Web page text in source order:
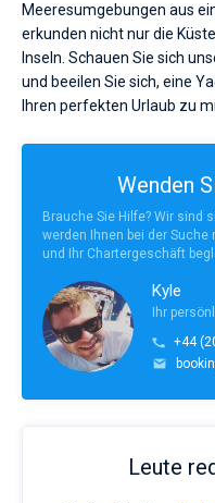
Meeresumgebungen aus
erkunden nicht nur die
Inseln. Schauen Sie sich
und beeilen Sie sich, eine
Ihren perfekten Urlaub zu
Wenden
Brauche Sie Hilfe? Wir sind
werden Ihnen bei der
und Ihr Chartergeschäft
Kyle
Ihr
+44
Leute